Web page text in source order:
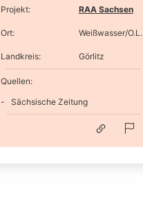
Projekt: RAA Sachsen
Ort: Weißwasser/O.L.
Landkreis: Görlitz
Quellen:
Sächsische Zeitung